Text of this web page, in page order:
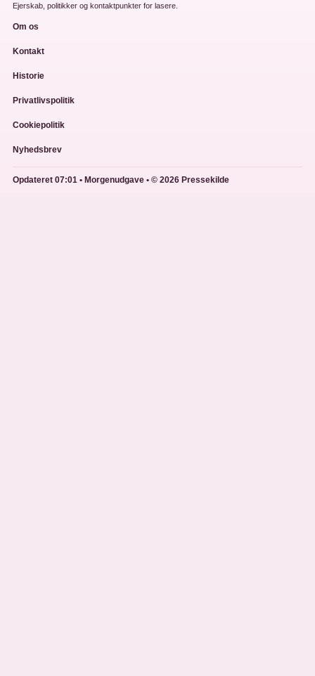
Ejerskab, politikker og kontaktpunkter for lasere.
Om os
Kontakt
Historie
Privatlivspolitik
Cookiepolitik
Nyhedsbrev
Opdateret 07:01 • Morgenudgave • © 2026 Pressekilde